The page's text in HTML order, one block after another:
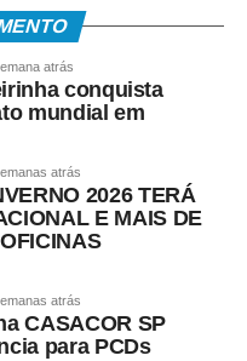
atrás
conquista
mundial em
atrás
2026 TERÁ
E MAIS DE
atrás
CASACOR SP
para PCDs